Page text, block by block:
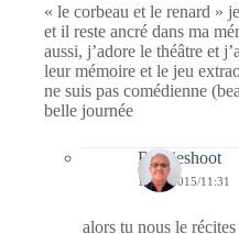
« le corbeau et le renard »
et il reste ancré dans ma
aussi, j’adore le théâtre et
leur mémoire et le jeu
ne suis pas comédienne
belle journée
Bernieshoot
16/09/2015/11:31
alors tu nous le récites